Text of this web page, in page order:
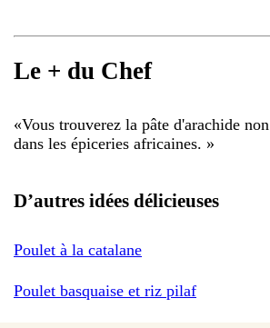
Le + du Chef
«Vous trouverez la pâte d'arachide
dans les épiceries africaines. »
D’autres idées délicieuses
Poulet à la catalane
Poulet basquaise et riz pilaf